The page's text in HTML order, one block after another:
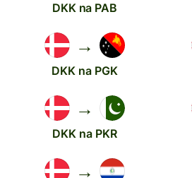
DKK na PAB
→
DKK na PGK
→
DKK na PKR
→